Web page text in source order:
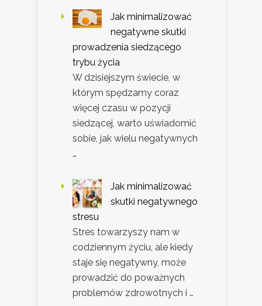
Jak minimalizować
negatywne skutki
prowadzenia siedzącego
trybu życia
W dzisiejszym świecie, w
którym spędzamy coraz
więcej czasu w pozycji
siedzącej, warto uświadomić
sobie, jak wielu negatywnych
…
Jak minimalizować
skutki negatywnego
stresu
Stres towarzyszy nam w
codziennym życiu, ale kiedy
staje się negatywny, może
prowadzić do poważnych
problemów zdrowotnych i …